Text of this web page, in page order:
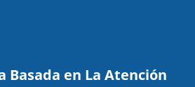
Basada en La Atención